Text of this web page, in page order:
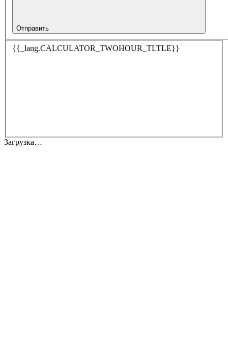
Отправить
{{_lang.CALCULATOR_TWOHOUR_TLTLE}}
Загрузка…